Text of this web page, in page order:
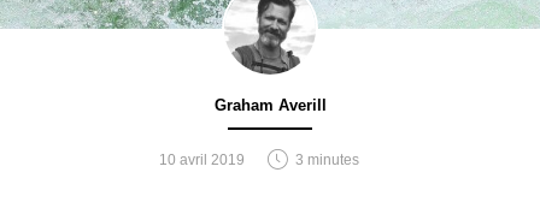
Graham Averill
10 avril 2019 3 minutes